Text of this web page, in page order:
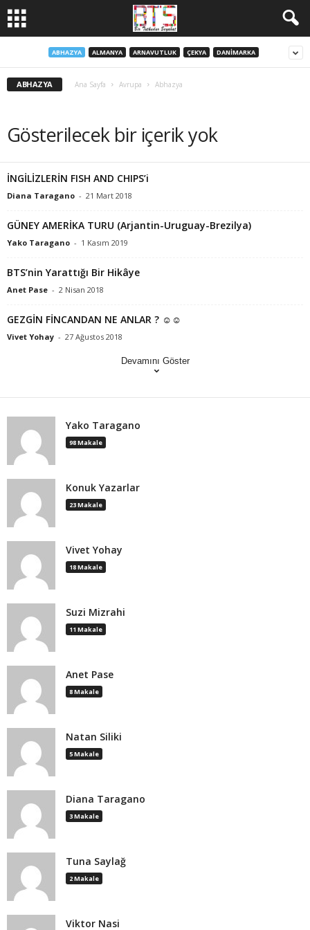
ABHAZYA ALMANYA ARNAVUTLUK ÇEKYA DANIMARKA
ABHAZYA Ana Sayfa Avrupa Abhazya
Gösterilecek bir içerik yok
İNGİLİZLERİN FISH AND CHIPS’i
Diana Taragano - 21 Mart 2018
GÜNEY AMERİKA TURU (Arjantin-Uruguay-Brezilya)
Yako Taragano - 1 Kasım 2019
BTS’nin Yarattığı Bir Hikâye
Anet Pase - 2 Nisan 2018
GEZGİN FİNCANDAN NE ANLAR ? ☺️☺️
Vivet Yohay - 27 Ağustos 2018
Devamını Göster
Yako Taragano
98 Makale
Konuk Yazarlar
23 Makale
Vivet Yohay
18 Makale
Suzi Mizrahi
11 Makale
Anet Pase
8 Makale
Natan Siliki
5 Makale
Diana Taragano
3 Makale
Tuna Saylağ
2 Makale
Viktor Nasi